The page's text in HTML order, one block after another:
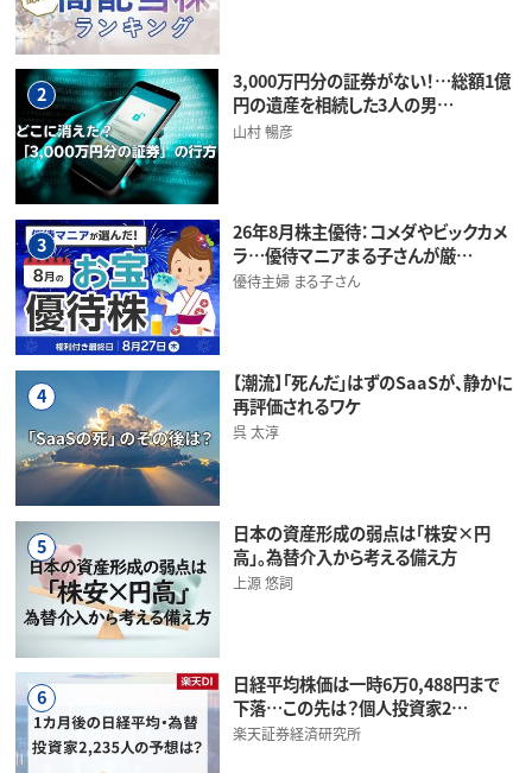
2
3,000万円分の証券がない！…総額1億
円の遺産を相続した3人の男…
山村 暢彦
3
26年8月株主優待：コメダやビックカメ
ラ…優待マニアまる子さんが厳…
優待主婦 まる子さん
4
【潮流】「死んだ」はずのSaaSが、静かに
再評価されるワケ
呉 太淳
5
日本の資産形成の弱点は「株安×円
高」。為替介入から考える備え方
上源 悠詞
6
日経平均株価は一時6万0,488円まで
下落…この先は？個人投資家2…
楽天証券経済研究所